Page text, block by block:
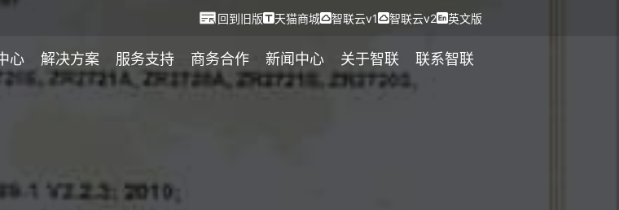
回到旧版 天猫商城 智联云v1 智联云v2 英文版
心 解决方案 服务支持 商务合作 新闻中心 关于智联 联系智联